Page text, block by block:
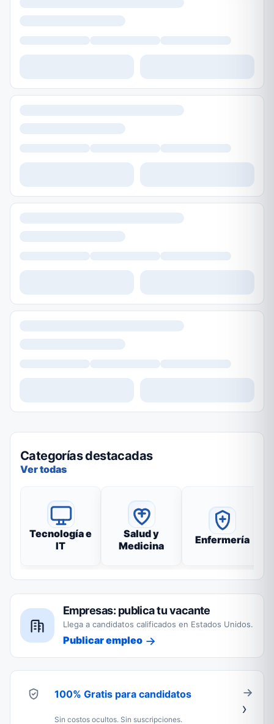
Categorías destacadas
Ver todas
Tecnología e
IT
Salud y
Medicina
Enfermería
Empresas: publica tu vacante
Llega a candidatos calificados en Estados Unidos.
Publicar empleo
100% Gratis para candidatos
Sin costos ocultos. Sin suscripciones.